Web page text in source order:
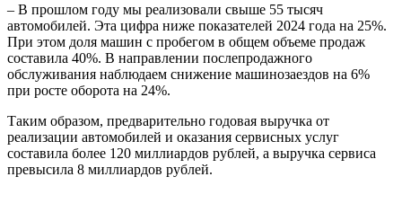
– В прошлом году мы реализовали свыше 55 тысяч
автомобилей. Эта цифра ниже показателей 2024 года на 25%.
При этом доля машин с пробегом в общем объеме продаж
составила 40%. В направлении послепродажного
обслуживания наблюдаем снижение машинозаездов на 6%
при росте оборота на 24%.
Таким образом, предварительно годовая выручка от
реализации автомобилей и оказания сервисных услуг
составила более 120 миллиардов рублей, а выручка сервиса
превысила 8 миллиардов рублей.